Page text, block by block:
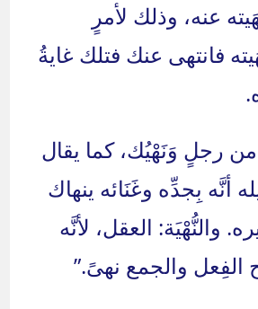
عنه، وذلك لأمرٍ
فانتهى عنك فتلك غايةُ
من رجلٍ وَنَهْيُك، كما يقال
أنَّه بِجدِّه وغَنَائه ينهاك
والنُّهْيَة: العقل، لأنَّه
الفِعل والجمع نهىً.”